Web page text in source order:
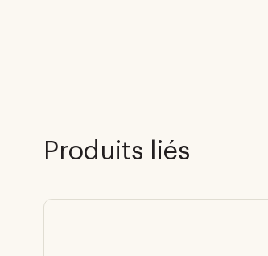
Produits liés